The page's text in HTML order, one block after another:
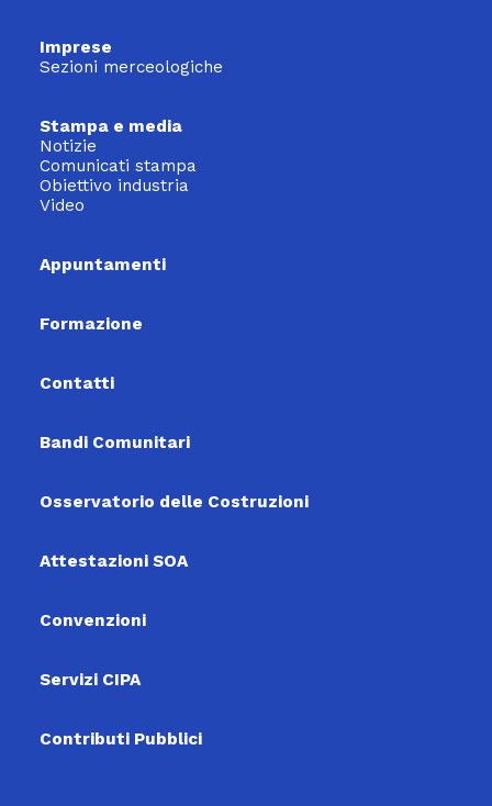
Imprese
Sezioni merceologiche
Stampa e media
Notizie
Comunicati stampa
Obiettivo industria
Video
Appuntamenti
Formazione
Contatti
Bandi Comunitari
Osservatorio delle Costruzioni
Attestazioni SOA
Convenzioni
Servizi CIPA
Contributi Pubblici